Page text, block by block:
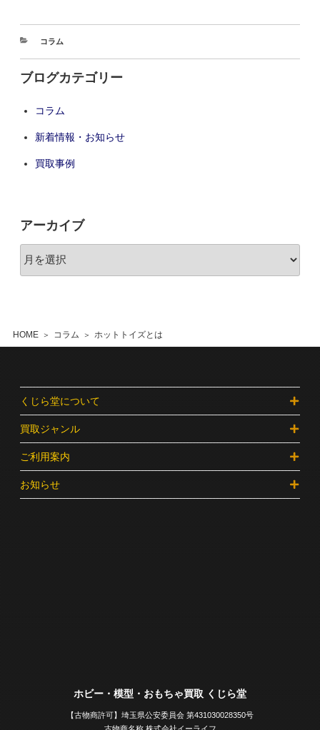
HOME コラム ホットトイズとは
コラム
ブログカテゴリー
コラム
新着情報・お知らせ
買取事例
アーカイブ
くじら堂について
買取ジャンル
ご利用案内
お知らせ
ホビー・模型・おもちゃ買取 くじら堂
【古物商許可】埼玉県公安委員会 第431030028350号